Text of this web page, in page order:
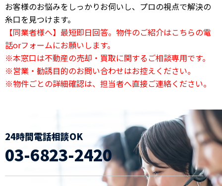
お客様のお悩みをしっかりお伺いし、プロの視点で解決の
糸口を見つけます。
【同業者様へ】最短即日回答。物件のご紹介はこちらの電
話orフォームにお願いします。
※本窓口は不動産の売却・買取に関するご相談専用です。
※営業・勧誘目的のお問い合わせはお控えください。
※物件ごとの詳細確認は、担当者へ直接ご連絡ください。
24時間電話相談OK
03-6823-2420